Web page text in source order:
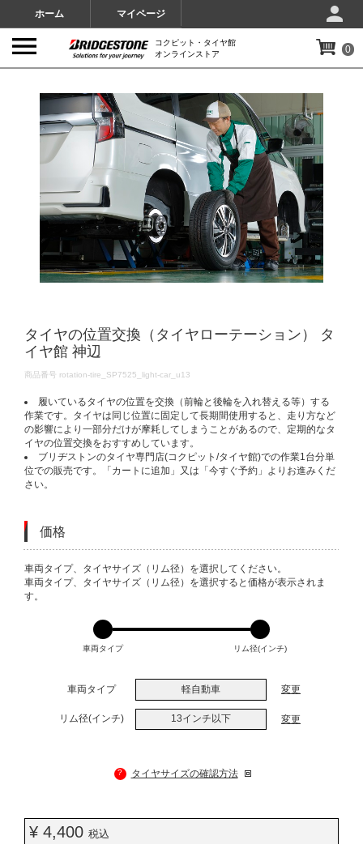
ホーム マイページ
コクピット・タイヤ館
オンラインストア
0
タイヤの位置交換（タイヤローテーション） タ
イヤ館 神辺
DETAILS
商品番号 rotation-tire_SP7525_light-car_u13
履いているタイヤの位置を交換（前輪と後輪を入れ替える等）する
作業です。タイヤは同じ位置に固定して長期間使用すると、走り方など
の影響により一部分だけが摩耗してしまうことがあるので、定期的なタ
イヤの位置交換をおすすめしています。
ブリヂストンのタイヤ専門店(コクピット/タイヤ館)での作業1台分単
位での販売です。「カートに追加」又は「今すぐ予約」よりお進みくだ
さい。
価格
VARIATIONS
車両タイプ、タイヤサイズ（リム径）を選択してください。
車両タイプ、タイヤサイズ（リム径）を選択すると価格が表示されま
す。
車両タイプ リム径(インチ)
車両タイプ 軽自動車 変更
リム径(インチ) 13インチ以下 変更
? タイヤサイズの確認方法
¥ 4,400 税込